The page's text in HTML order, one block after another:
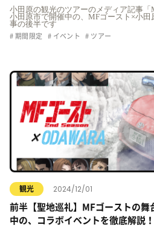
小田原の観光のツアーのメディア記事
小田原市で開催中の、MFゴースト×小
事の後半です
期間限定 イベント ツアー
観光 2024/12/01
前半【聖地巡礼】MFゴーストの舞
中の、コラボイベントを徹底解説！